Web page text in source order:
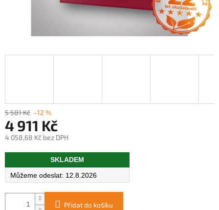
5 581 Kč –12 %
4 911 Kč
4 058,68 Kč bez DPH
Měrná
SKLADEM
12.8.2026
Přidat do košíku